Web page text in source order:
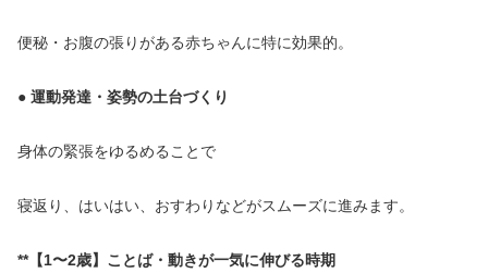
便秘・お腹の張りがある赤ちゃんに特に効果的。
● 運動発達・姿勢の土台づくり
身体の緊張をゆるめることで
寝返り、はいはい、おすわりなどがスムーズに進みます。
**【1〜2歳】ことば・動きが一気に伸びる時期